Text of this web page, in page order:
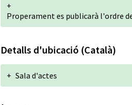
+
Properament es publicarà l'ordre
Detalls d'ubicació (Català)
+ Sala d'actes